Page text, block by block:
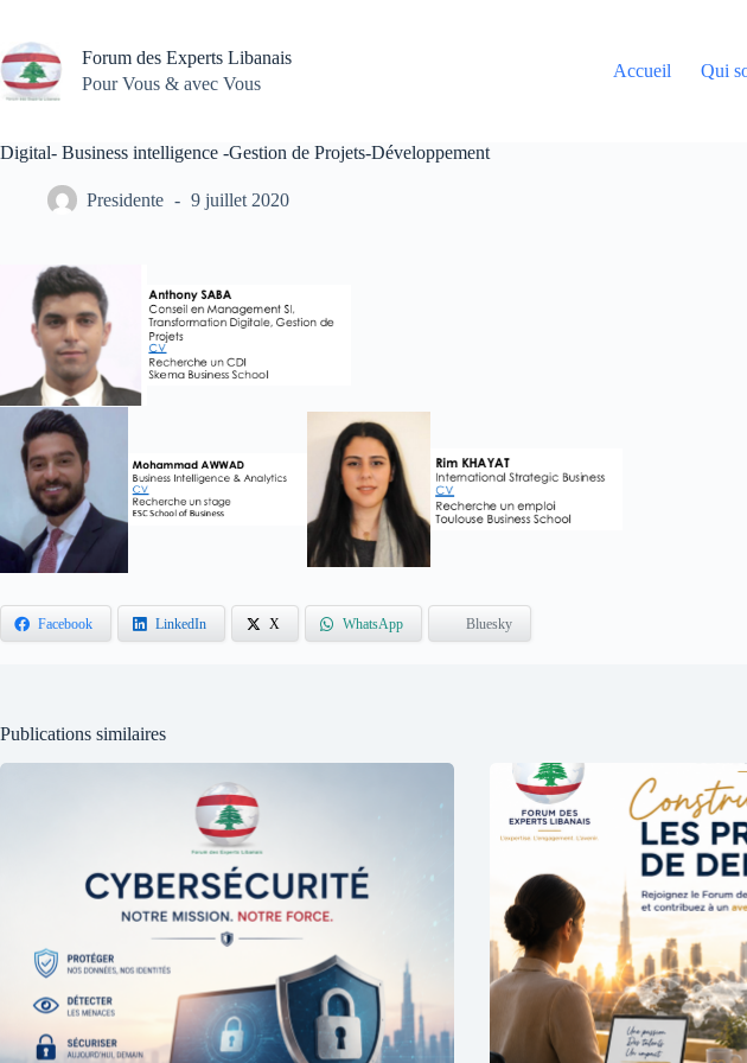
contenu
Forum des Experts Libanais
Pour Vous & avec Vous
Accueil Qui
Digital- Business intelligence -Gestion de Projets-Développement
Presidente 9 juillet 2020
Facebook LinkedIn X WhatsApp Bluesky
Publications similaires